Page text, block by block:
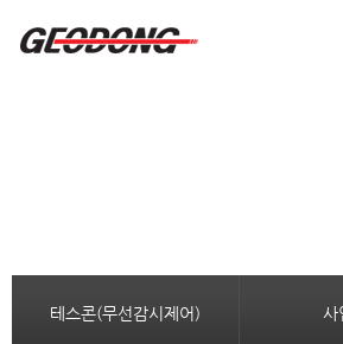
테스콘(무선감시제어) 사